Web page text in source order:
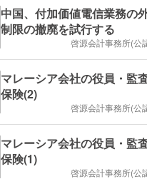
中国、付加価値電信業務の
制限の撤廃を試行する
啓源会計事務所(公
マレーシア会社の役員・監
保険(2)
啓源会計事務所(公
マレーシア会社の役員・監
保険(1)
啓源会計事務所(公